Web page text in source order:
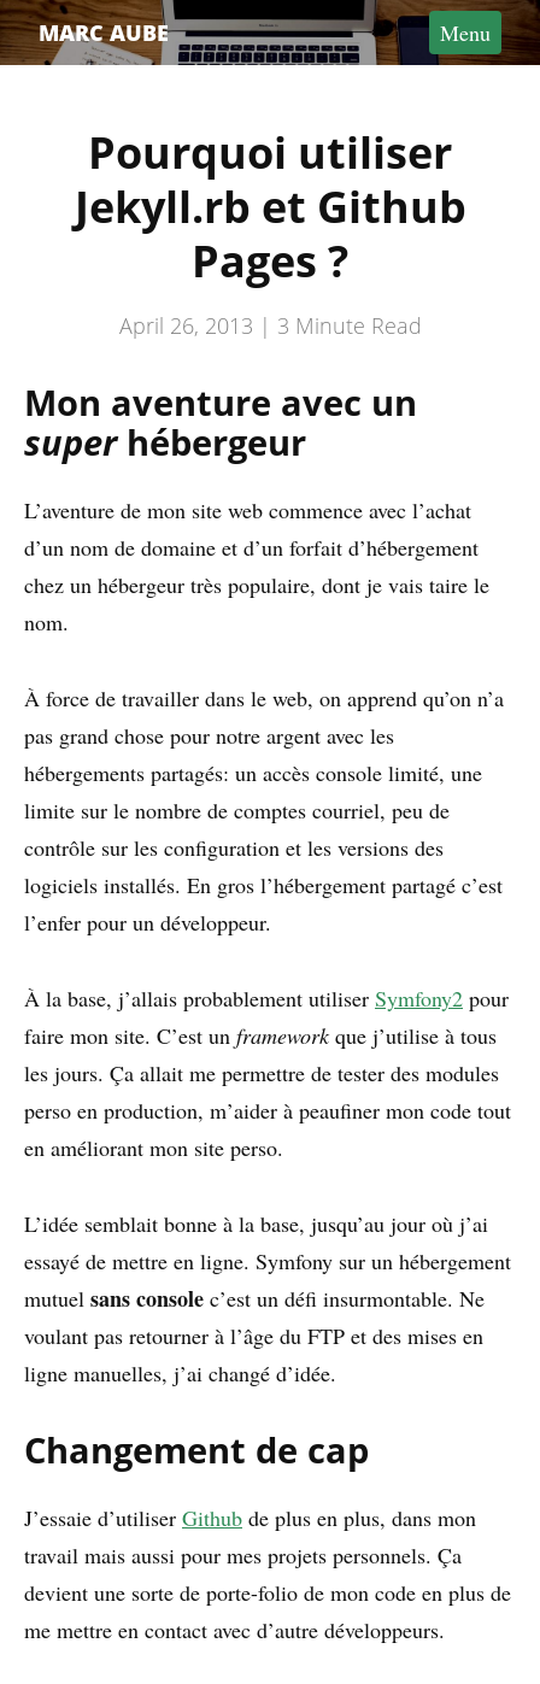
MARC AUBE Menu
Home
Pourquoi utiliser
Jekyll.rb et Github
Pages ?
April 26, 2013 | 3 Minute Read
Mon aventure avec un
superhébergeur
L’aventure de mon site web commence avec l’achat
d’un nom de domaine et d’un forfait d’hébergement
chez un hébergeur très populaire, dont je vais taire le
nom.
À force de travailler dans le web, on apprend qu’on n’a
pas grand chose pour notre argent avec les
hébergements partagés: un accès console limité, une
limite sur le nombre de comptes courriel, peu de
contrôle sur les configuration et les versions des
logiciels installés. En gros l’hébergement partagé c’est
l’enfer pour un développeur.
À la base, j’allais probablement utiliser Symfony2 pour
faire mon site. C’est un framework que j’utilise à tous
les jours. Ça allait me permettre de tester des modules
perso en production, m’aider à peaufiner mon code tout
en améliorant mon site perso.
L’idée semblait bonne à la base, jusqu’au jour où j’ai
essayé de mettre en ligne. Symfony sur un hébergement
mutuel sans console c’est un défi insurmontable. Ne
voulant pas retourner à l’âge du FTP et des mises en
ligne manuelles, j’ai changé d’idée.
Changement de cap
J’essaie d’utiliser Github de plus en plus, dans mon
travail mais aussi pour mes projets personnels. Ça
devient une sorte de porte-folio de mon code en plus de
me mettre en contact avec d’autre développeurs.